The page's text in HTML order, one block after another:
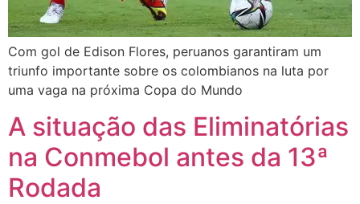
Com gol de Edison Flores, peruanos garantiram um
triunfo importante sobre os colombianos na luta por
uma vaga na próxima Copa do Mundo
A situação das Eliminatórias
na Conmebol antes da 13ª
Rodada